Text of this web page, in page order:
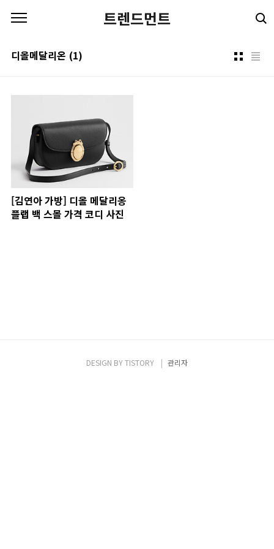
트렌드먼트
디올메달리온 (1)
[김연아 가방] 디올 메달리옹
플랩 백 스몰 가격 코디 사진
DESIGN BYTISTORY 관리자